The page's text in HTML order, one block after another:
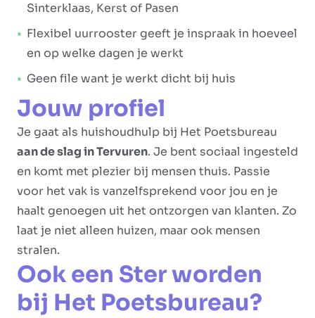
Sinterklaas, Kerst of Pasen
Flexibel uurrooster geeft je inspraak in hoeveel
en op welke dagen je werkt
Geen file want je werkt dicht bij huis
Jouw profiel
Je gaat als huishoudhulp bij Het Poetsbureau
aan de slag in Tervuren. Je bent sociaal ingesteld
en komt met plezier bij mensen thuis. Passie
voor het vak is vanzelfsprekend voor jou en je
haalt genoegen uit het ontzorgen van klanten. Zo
laat je niet alleen huizen, maar ook mensen
stralen.
Ook een Ster worden
bij Het Poetsbureau?